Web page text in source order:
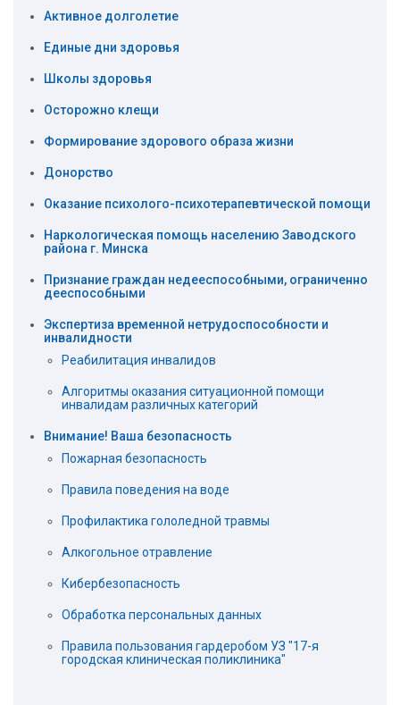
Активное долголетие
Единые дни здоровья
Школы здоровья
Осторожно клещи
Формирование здорового образа жизни
Донорство
Оказание психолого-психотерапевтической помощи
Наркологическая помощь населению Заводского
района г. Минска
Признание граждан недееспособными, ограниченно
дееспособными
Экспертиза временной нетрудоспособности и
инвалидности
Реабилитация инвалидов
Алгоритмы оказания ситуационной помощи
инвалидам различных категорий
Внимание! Ваша безопасность
Пожарная безопасность
Правила поведения на воде
Профилактика гололедной травмы
Алкогольное отравление
Кибербезопасность
Обработка персональных данных
Правила пользования гардеробом УЗ "17-я
городская клиническая поликлиника"